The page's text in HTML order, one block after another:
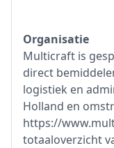
Organisatie
Multicraft is
direct
logistiek en
Holland en
https://
totaaloverzicht